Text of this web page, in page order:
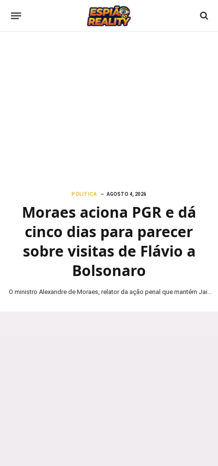
POLITICA AGOSTO 4, 2026
Moraes aciona PGR e dá
cinco dias para parecer
sobre visitas de Flávio a
Bolsonaro
O ministro Alexandre de Moraes, relator da ação penal que mantém Jair